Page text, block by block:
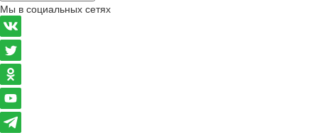
Мы в социальных сетях